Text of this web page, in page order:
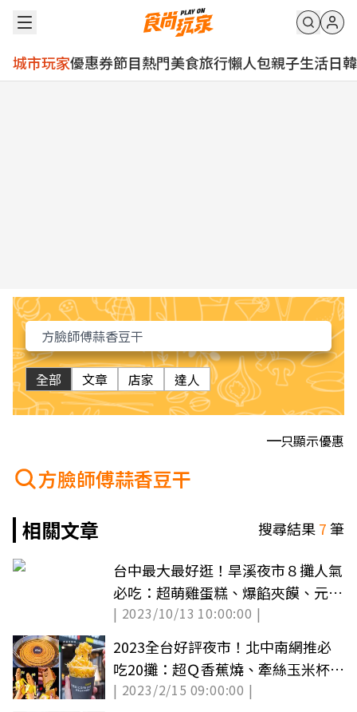
城市玩家優惠券節目熱門美食旅行懶人包親子生活日韓
全部 文章 店家 達人
只顯示優惠
方臉師傅蒜香豆干
相關文章
搜尋結果7筆
台中最大最好逛！旱溪夜市８攤人氣
必吃：超萌雞蛋糕、爆餡夾饃、元老
級豆干
| 2023/10/13 10:00:00 |
2023全台好評夜市！北中南網推必
吃20攤：超Ｑ香蕉燒、牽絲玉米杯、
蚊香吉拿棒
| 2023/2/15 09:00:00 |